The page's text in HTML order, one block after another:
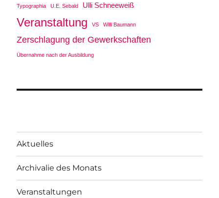
Typographia U.E. Sebald Ulli Schneeweiß
Veranstaltung VS Willi Baumann
Zerschlagung der Gewerkschaften
Übernahme nach der Ausbildung
Aktuelles
Archivalie des Monats
Veranstaltungen